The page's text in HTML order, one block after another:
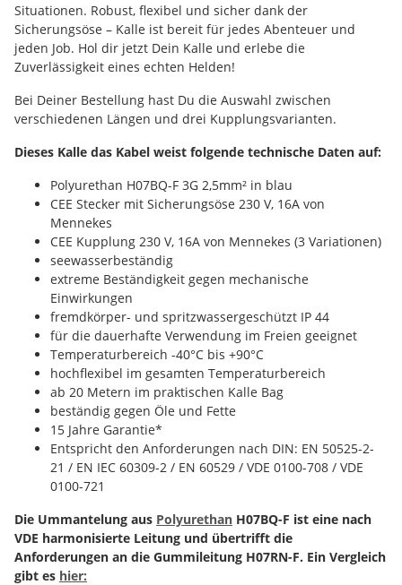
Situationen. Robust, flexibel und sicher dank der
Sicherungsöse – Kalle ist bereit für jedes Abenteuer und
jeden Job. Hol dir jetzt Dein Kalle und erlebe die
Zuverlässigkeit eines echten Helden!
Bei Deiner Bestellung hast Du die Auswahl zwischen
verschiedenen Längen und drei Kupplungsvarianten.
Dieses Kalle das Kabel weist folgende technische Daten auf:
Polyurethan H07BQ-F 3G 2,5mm² in blau
CEE Stecker mit Sicherungsöse 230 V, 16A von
Mennekes
CEE Kupplung 230 V, 16A von Mennekes (3 Variationen)
seewasserbeständig
extreme Beständigkeit gegen mechanische
Einwirkungen
fremdkörper- und spritzwassergeschützt IP 44
für die dauerhafte Verwendung im Freien geeignet
Temperaturbereich -40°C bis +90°C
hochflexibel im gesamten Temperaturbereich
ab 20 Metern im praktischen Kalle Bag
beständig gegen Öle und Fette
15 Jahre Garantie*
Entspricht den Anforderungen nach DIN: EN 50525-2-
21 / EN IEC 60309-2 / EN 60529 / VDE 0100-708 / VDE
0100-721
Die Ummantelung aus Polyurethan H07BQ-F ist eine nach
VDE harmonisierte Leitung und übertrifft die
Anforderungen an die Gummileitung H07RN-F. Ein Vergleich
gibt es hier: